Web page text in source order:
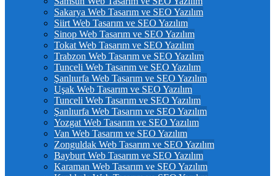
Sakarya Web Tasarım ve SEO Yazılım
Siirt Web Tasarım ve SEO Yazılım
Sinop Web Tasarım ve SEO Yazılım
Tokat Web Tasarım ve SEO Yazılım
Trabzon Web Tasarım ve SEO Yazılım
Tunceli Web Tasarım ve SEO Yazılım
Şanlıurfa Web Tasarım ve SEO Yazılım
Uşak Web Tasarım ve SEO Yazılım
Tunceli Web Tasarım ve SEO Yazılım
Şanlıurfa Web Tasarım ve SEO Yazılım
Yozgat Web Tasarım ve SEO Yazılım
Van Web Tasarım ve SEO Yazılım
Zonguldak Web Tasarım ve SEO Yazılım
Bayburt Web Tasarım ve SEO Yazılım
Karaman Web Tasarım ve SEO Yazılım